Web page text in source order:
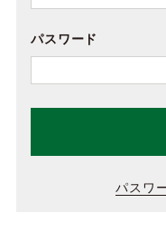
パスワード
パスワ